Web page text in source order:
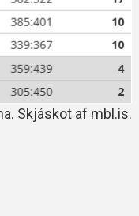
Skjáskot af mbl.is.